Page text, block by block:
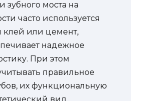
моста на
часто используется
или цемент,
надежное
При этом
правильное
их функциональную